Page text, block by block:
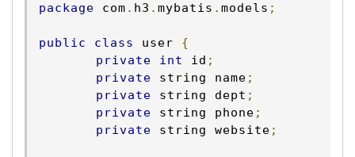
package com . h3 .mybatis .models ;
public class user {
private
int id ;
private string name ;
private string dept ;
private string phone ;
private string website ;